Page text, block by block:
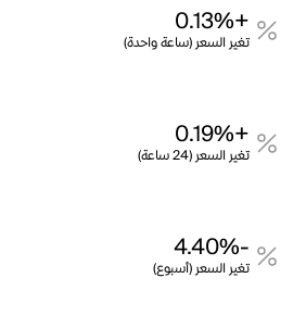
+0.13%
تغير السعر (ساعة واحدة)
+0.19%
تغير السعر (24 ساعة)
-4.40%
تغير السعر (أسبوع)